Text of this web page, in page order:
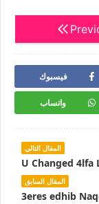
فيسبوك
واتساب
المقال التالي
U Changed 4lfa
المقال السابق
3eres edhib